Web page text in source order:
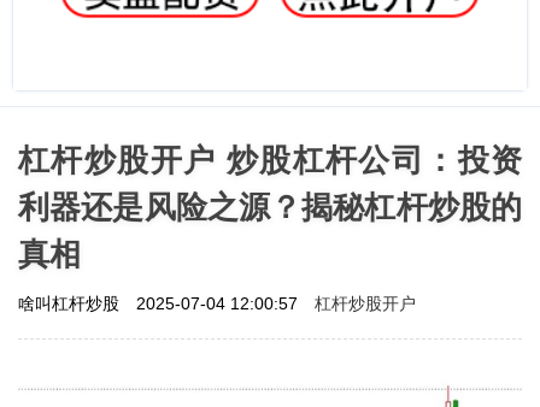
杠杆炒股开户 炒股杠杆公司：投资
利器还是风险之源？揭秘杠杆炒股的
真相
啥叫杠杆炒股 2025-07-04 12:00:57 杠杆炒股开户